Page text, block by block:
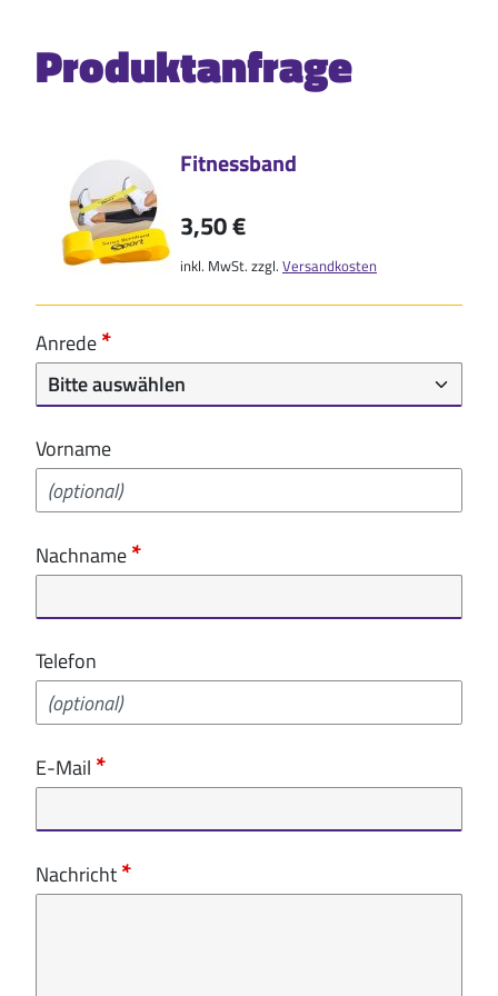
Produktanfrage
Fitnessband
3,50 €
inkl. MwSt. zzgl. Versandkosten
Anrede
Vorname
Nachname
Telefon
E-Mail
Nachricht